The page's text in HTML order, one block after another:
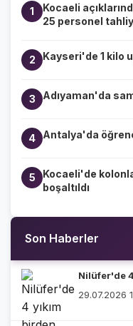
1
Kocaeli
25 personel
2 Kayseri'de 1 kilo
3 Adıyaman'da
4 Antalya'da
5
Kocaeli'de
boşaltıldı
Son Haberler
Nilüfer'de
29.07.2026